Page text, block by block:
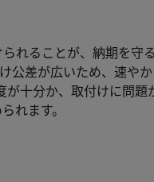
れることが、納期を
公差が広いため、速や
が十分か、取付けに問
れます。